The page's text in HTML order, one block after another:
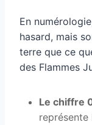
En
hasard, mais
terre que ce
des Flammes
Le chiffre